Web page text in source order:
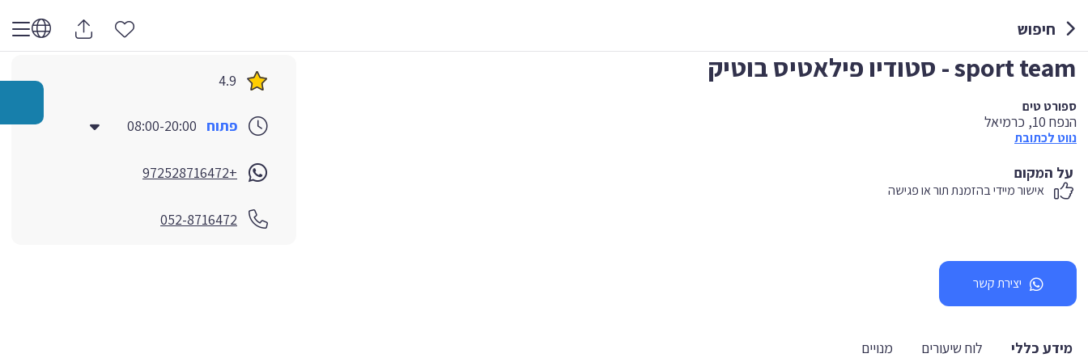
חיפוש
sport team - סטודיו פילאטיס בוטיק
ספורט טים
הנפח 10, כרמיאל
נווט לכתובת
על המקום
אישור מיידי בהזמנת תור או פגישה
4.9
פתוח 08:00-20:00
+972528716472
052-8716472
יצירת קשר
מידע כללי לוח שיעורים מנויים